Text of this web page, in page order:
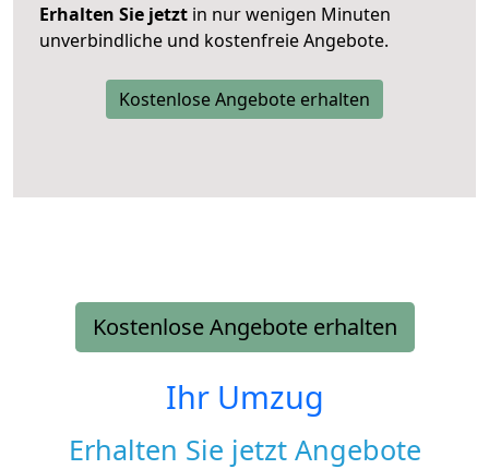
Erhalten Sie jetzt in nur wenigen Minuten
unverbindliche und kostenfreie Angebote.
Kostenlose Angebote erhalten
Kostenlose Angebote erhalten
Ihr Umzug
Erhalten Sie jetzt Angebote